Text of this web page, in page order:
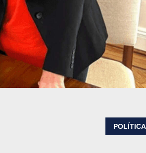
POLÍTICA